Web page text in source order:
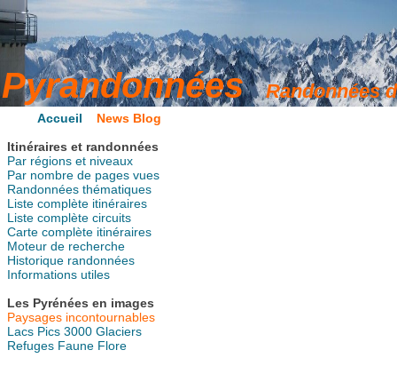
Accueil
News Blog
Itinéraires et randonnées
Par régions et niveaux
Par nombre de pages vues
Randonnées thématiques
Liste complète itinéraires
Liste complète circuits
Carte complète itinéraires
Moteur de recherche
Historique randonnées
Informations utiles
Les Pyrénées en images
Paysages incontournables
Lacs Pics 3000 Glaciers
Refuges Faune Flore